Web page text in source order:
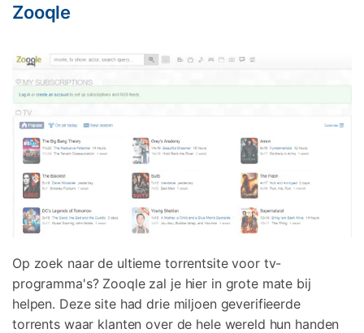
Zooqle
Op zoek naar de ultieme torrentsite voor tv-
programma's? Zooqle zal je hier in grote mate bij
helpen. Deze site had drie miljoen geverifieerde
torrents waar klanten over de hele wereld hun handen